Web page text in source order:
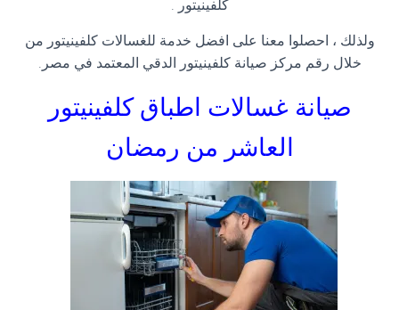
كلفينيتور .
ولذلك ، احصلوا معنا على افضل خدمة للغسالات كلفينيتور من
خلال رقم مركز صيانة كلفينيتور الدقي المعتمد في مصر .
صيانة غسالات اطباق كلفينيتور
العاشر من رمضان